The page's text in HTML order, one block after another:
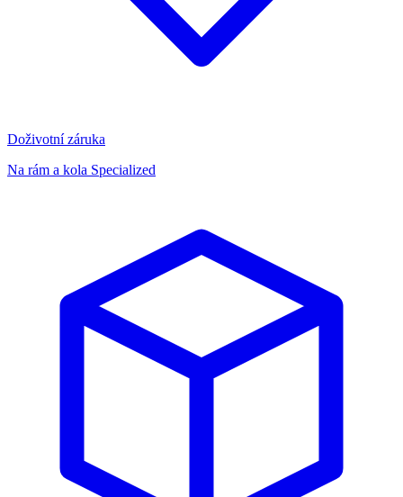
Doživotní záruka
Na rám a kola Specialized